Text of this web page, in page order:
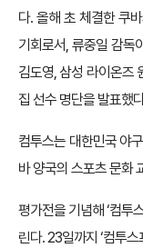
다. 올해 초 체결한 쿠
기회로서, 류중일 감독
김도영, 삼성 라이온즈
집 선수 명단을 발표했
컴투스는 대한민국 야
바 양국의 스포츠 문화
평가전을 기념해 ‘컴투
린다. 23일까지 ‘컴투